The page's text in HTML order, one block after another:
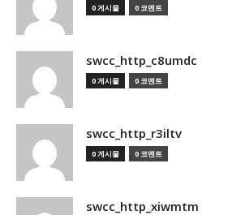
0 게시물 0 코멘트
swcc_http_c8umdc
0 게시물 0 코멘트
swcc_http_r3iltv
0 게시물 0 코멘트
swcc_http_xiwmtm